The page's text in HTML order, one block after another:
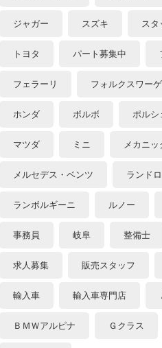
ジャガー スズキ スタ
トヨタ パート募集中
フェラーリ フォルクスワー
ホンダ ボルボ ポルシ
マツダ ミニ メカニッ
メルセデス・ベンツ ランド
ランボルギーニ ルノー
事務員 岐阜 整備士
求人募集 販売スタッフ
輸入車 輸入車専門店
ＢＭＷアルピナ Ｇクラス